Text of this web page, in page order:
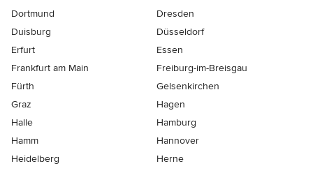
Dortmund
Dresden
Duisburg
Düsseldorf
Erfurt
Essen
Frankfurt am Main
Freiburg-im-Breisgau
Fürth
Gelsenkirchen
Graz
Hagen
Halle
Hamburg
Hamm
Hannover
Heidelberg
Herne